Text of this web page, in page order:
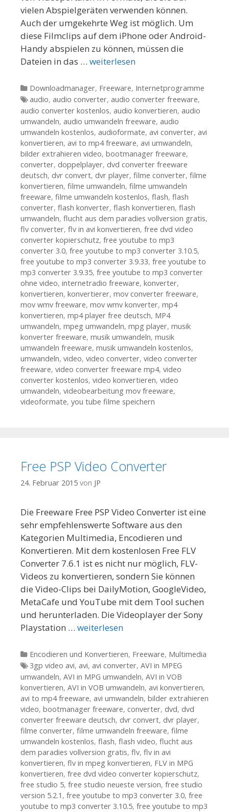
vielen Abspielgeräten verwenden können.
Auch der umgekehrte Weg ist möglich. Um
diese Filmclips auf dem iPhone oder Android-
Handy abspielen zu können, müssen die
Dateien in das … weiterlesen
Kategorien
Downloadmanager, Freeware, Internetprogramme
Tags
audio, audio converter, audio converter freeware,
audio converter kostenlos, audio konvertieren, audio
umwandeln, audio umwandeln freeware, audio
umwandeln kostenlos, audioformate, avi converter, avi
konvertieren, avi to mp4 freeware, avi umwandeln,
bilder extrahieren video, bootmanager freeware,
converter, doppelplayer, dvd converter freeware
deutsch, dvr convert, dvr player, filme converter, filme
konvertieren, filme umwandeln, filme umwandeln
freeware, filme umwandeln kostenlos, flash, flash
converter, flash konverter, flash konvertieren, flash
umwandeln, flucht aus dem paradies vollversion gratis,
flv converter, flv in avi konvertieren, free dvd video
converter kopierschutz, free youtube to mp3
converter 3.0, free youtube to mp3 converter 3.10.5,
free youtube to mp3 converter 3.9.33, free youtube to
mp3 converter 3.9.35, free youtube to mp3 converter
ohne video, internetradio freeware, konverter,
konvertieren, konvertierer, mov converter freeware,
mov wmv freeware, mov wmv konverter, mp4
konvertieren, mp4 player free deutsch, MP4
umwandeln, mpeg umwandeln, mpg player, musik
konverter freeware, musik umwandeln, musik
umwandeln freeware, musik umwandeln kostenlos,
umwandeln, video, video converter, video converter
freeware, video converter freeware mp4, video
converter kostenlos, video konvertieren, video
umwandeln, videobearbeitung mov freeware,
videoformate, you tube filme speichern
Free PSP Video Converter
24. Februar 2015 von JP
Die Freeware Free PSP Video Converter ist eine
sehr empfehlenswerte Software aus den
Kategorien Multimedia, Encodieren und
Konvertieren. Mit dem kostenlosen Free FLV
Converter 7.6.1 ist es nicht nur möglich, FLV-
Videos zu konvertieren, sondern Sie können
die Video-Clips bei DailyMotion, GoogleVideo,
MetaCafe und YouTube mit dem Tool suchen
und herunterladen. Die Videoplayer der Sony
Playstation … weiterlesen
Kategorien
Encodieren und Konvertieren, Freeware, Multimedia
Tags
3gp video avi, avi, avi converter, AVI in MPEG
umwandeln, AVI in MPG umwandeln, AVI in VOB
konvertieren, AVI in VOB umwandeln, avi konvertieren,
avi to mp4 freeware, avi umwandeln, bilder extrahieren
video, bootmanager freeware, converter, dvd, dvd
converter freeware deutsch, dvr convert, dvr player,
filme converter, filme umwandeln freeware, filme
umwandeln kostenlos, flash, flash video, flucht aus
dem paradies vollversion gratis, flv, flv in avi
konvertieren, flv in mpeg konvertieren, FLV in MPG
konvertieren, free dvd video converter kopierschutz,
free studio 5, free studio neueste version, free studio
version 5.2.1 , free youtube to mp3 converter 3.0, free
youtube to mp3 converter 3.10.5, free youtube to mp3